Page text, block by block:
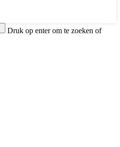
Druk op enter om te zoeken of